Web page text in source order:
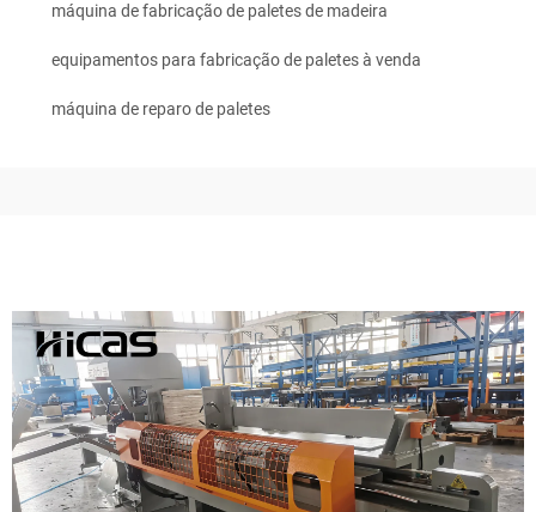
máquina de fabricação de paletes de madeira
equipamentos para fabricação de paletes à venda
máquina de reparo de paletes